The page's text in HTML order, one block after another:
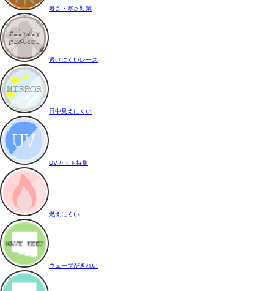
暑さ・寒さ対策
透けにくいレース
日中見えにくい
UVカット特集
燃えにくい
ウェーブがきれい